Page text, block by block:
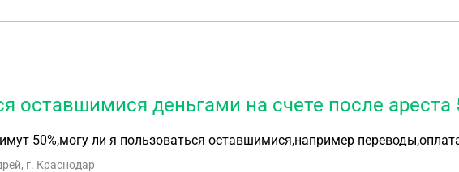
оставшимися деньгами на счете после ареста
50%,могу ли я пользоваться оставшимися,например
г. Краснодар